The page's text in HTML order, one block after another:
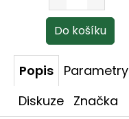
Popis Parametry
Diskuze Značka